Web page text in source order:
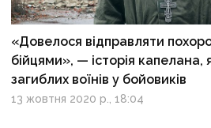
«Довелося відправляти
бійцями», — історія капелана,
загиблих воїнів у бойовиків
13 жовтня 2020 р., 18:04